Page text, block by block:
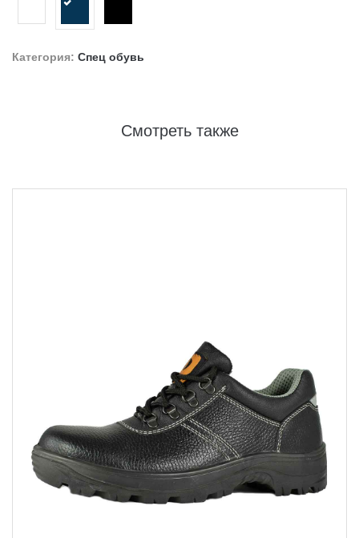
Категория: Спец обувь
Смотреть также